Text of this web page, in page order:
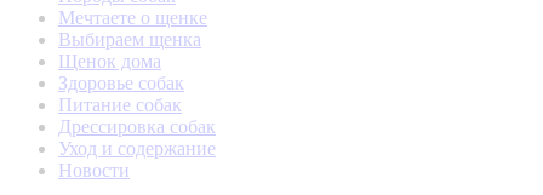
Мечтаете о щенке
Выбираем щенка
Щенок дома
Здоровье собак
Питание собак
Дрессировка собак
Уход и содержание
Новости